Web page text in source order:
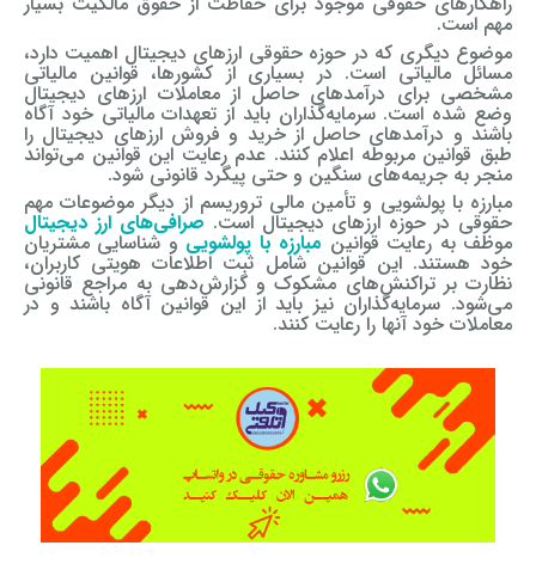
مهم است.
موضوع دیگری که در حوزه حقوقی ارزهای دیجیتال اهمیت دارد،
مسائل مالیاتی است. در بسیاری از کشورها، قوانین مالیاتی
مشخصی برای درآمدهای حاصل از معاملات ارزهای دیجیتال
وضع شده است. سرمایه‌گذاران باید از تعهدات مالیاتی خود آگاه
باشند و درآمدهای حاصل از خرید و فروش ارزهای دیجیتال را
طبق قوانین مربوطه اعلام کنند. عدم رعایت این قوانین می‌تواند
منجر به جریمه‌های سنگین و حتی پیگرد قانونی شود.
مبارزه با پولشویی و تأمین مالی تروریسم از دیگر موضوعات مهم
حقوقی در حوزه ارزهای دیجیتال است. صرافی‌های ارز دیجیتال
موظف به رعایت قوانین مبارزه با پولشوییو شناسایی مشتریان
خود هستند. این قوانین شامل ثبت اطلاعات هویتی کاربران،
نظارت بر تراکنش‌های مشکوک و گزارش‌دهی به مراجع قانونی
می‌شود. سرمایه‌گذاران نیز باید از این قوانین آگاه باشند و در
معاملات خود آنها را رعایت کنند.